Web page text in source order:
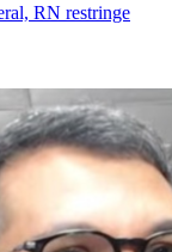
RN restringe